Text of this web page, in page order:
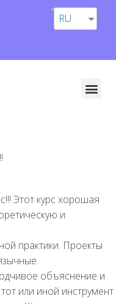
RU
Этот курс хорошая
и
практики. Проекты
объяснение и
или иной инструмент